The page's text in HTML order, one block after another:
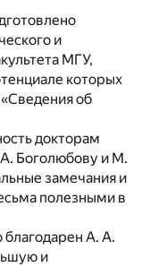
и
МГУ,
которых
об
докторам
Боголюбову и М.
замечания и
полезными в
А. А.
и